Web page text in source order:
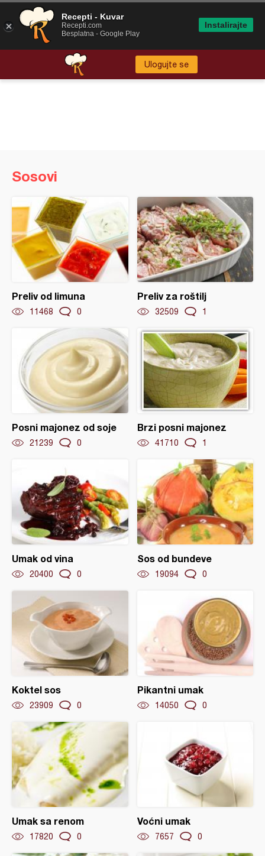
Ulogujte se
Sosovi
Preliv od limuna
11468 0
Preliv za roštilj
32509 1
Posni majonez od soje
21239 0
Brzi posni majonez
41710 1
Umak od vina
20400 0
Sos od bundeve
19094 0
Koktel sos
23909 0
Pikantni umak
14050 0
Umak sa renom
17820 0
Voćni umak
7657 0
Recepti - Kuvar
Recepti.com
Besplatna - Google Play
Instalirajte